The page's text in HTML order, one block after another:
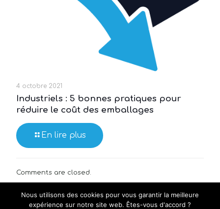
4 octobre 2021
Industriels : 5 bonnes pratiques pour
réduire le coût des emballages
En lire plus
Comments are closed.
Nous utilisons des cookies pour vous garantir la meilleure
expérience sur notre site web. Êtes-vous d'accord ?